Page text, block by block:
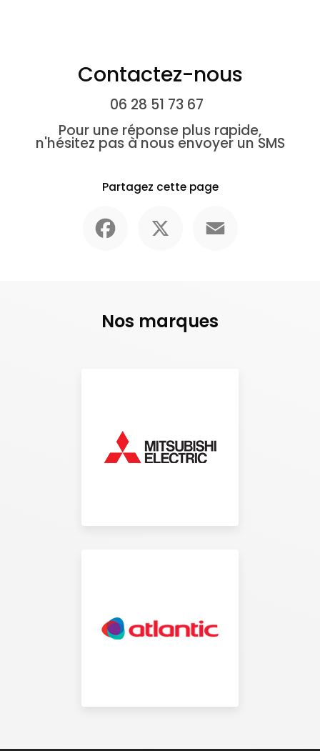
Contactez-nous
06 28 51 73 67
Pour une réponse plus rapide,
n'hésitez pas à nous envoyer un SMS
Partagez cette page
Nos marques